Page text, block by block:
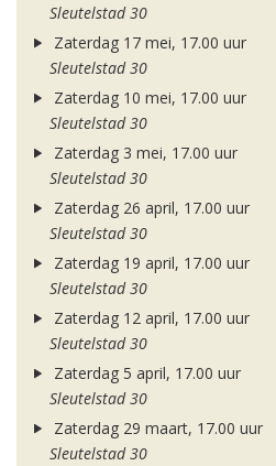
Sleutelstad 30
Zaterdag 17 mei, 17.00 uur
Sleutelstad 30
Zaterdag 10 mei, 17.00 uur
Sleutelstad 30
Zaterdag 3 mei, 17.00 uur
Sleutelstad 30
Zaterdag 26 april, 17.00 uur
Sleutelstad 30
Zaterdag 19 april, 17.00 uur
Sleutelstad 30
Zaterdag 12 april, 17.00 uur
Sleutelstad 30
Zaterdag 5 april, 17.00 uur
Sleutelstad 30
Zaterdag 29 maart, 17.00 uur
Sleutelstad 30